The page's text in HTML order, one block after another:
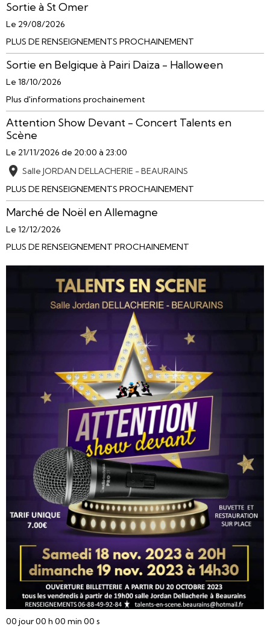
Sortie à St Omer
Le 29/08/2026
PLUS DE RENSEIGNEMENTS PROCHAINEMENT
Sortie en Belgique à Pairi Daiza - Halloween
Le 18/10/2026
Plus d'informations prochainement
Attention Show Devant - Concert Talents en
Scène
Le 21/11/2026 de 20:00 à 23:00
Salle JORDAN DELLACHERIE - BEAURAINS
PLUS DE RENSEIGNEMENTS PROCHAINEMENT
Marché de Noël en Allemagne
Le 12/12/2026
PLUS DE RENSEIGNEMENT PROCHAINEMENT
00 jour00 h 00 min 00 s